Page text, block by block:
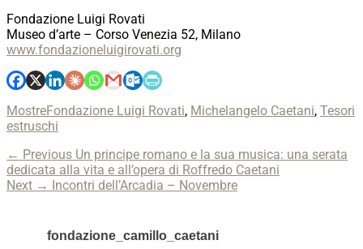
Fondazione Luigi Rovati
Museo d’arte – Corso Venezia 52, Milano
www.fondazioneluigirovati.org
Categories
MostreTags
Fondazione Luigi Rovati, Michelangelo Caetani, Tesori
estruschi
Navigazione
articoli
← Previous Previous
post:
Un principe romano e la sua musica: una serata
dedicata alla vita e all’opera di Roffredo Caetani
Next → Next
Incontri dell’Arcadia – Novembre
fondazione_camillo_caetani